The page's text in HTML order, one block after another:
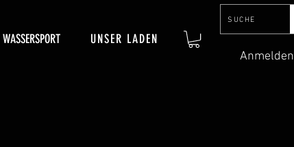
WASSERSPORT UNSER LADEN
Anmelden